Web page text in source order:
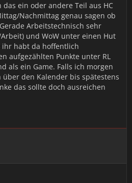
ein oder andere Teil aus HC
Nachmittag genau sagen ob
Arbeitstechnisch sehr
und WoW unter einen Hut
ihr habt da hoffentlich
aufgezählten Punkte unter RL
als ein Game. Falls ich morgen
den Kalender bis spätestens
das sollte doch ausreichen